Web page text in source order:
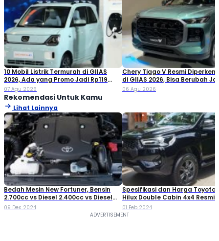
10 Mobil Listrik Termurah di GIIAS
2026, Ada yang Promo Jadi Rp119
Jutaan!
07 Agu 2026
Chery Tiggo V Resmi
di GIIAS 2026, Bisa Berubah
Double Cabin
06 Agu 2026
Rekomendasi Untuk Kamu
Lihat Lainnya
Bedah Mesin New Fortuner, Bensin
2.700cc vs Diesel 2.400cc vs Diesel
2.800cc
09 Des 2024
Spesifikasi dan Harga Toyota
Hilux Double Cabin 4x4 Resmi
di Indonesia
01 Feb 2024